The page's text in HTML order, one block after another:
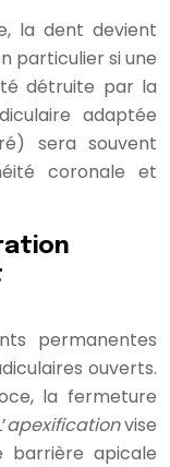
la dent devient
particulier si une
détruite par la
adaptée
sera souvent
coronale et
permanentes
ouverts.
la fermeture
apexificationvise
barrière apicale